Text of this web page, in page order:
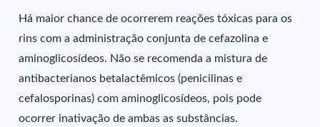
Há maior chance de ocorrerem reações tóxicas para os
rins com a administração conjunta de cefazolina e
aminoglicosídeos. Não se recomenda a mistura de
antibacterianos betalactêmicos (penicilinas e
cefalosporinas) com aminoglicosídeos, pois pode
ocorrer inativação de ambas as substâncias.